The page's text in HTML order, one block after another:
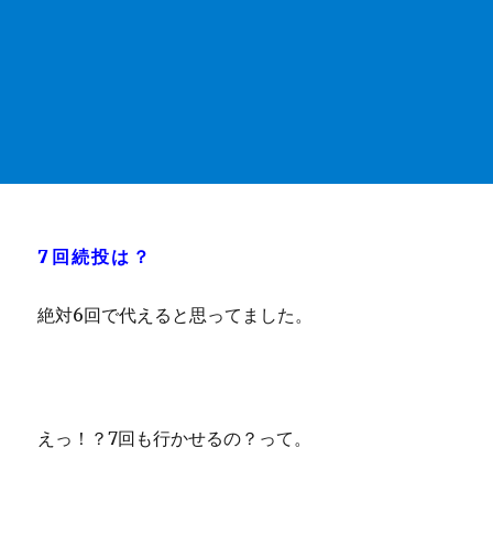
7回続投は？
絶対6回で代えると思ってました。
えっ！？7回も行かせるの？って。